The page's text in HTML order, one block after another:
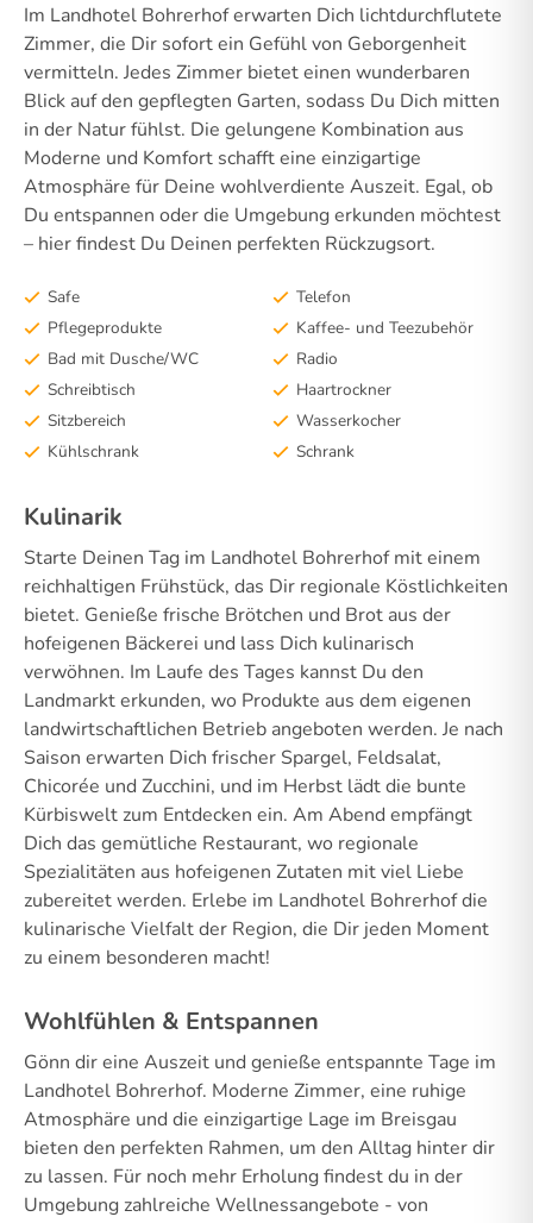
Im Landhotel Bohrerhof erwarten Dich lichtdurchflutete
Zimmer, die Dir sofort ein Gefühl von Geborgenheit
vermitteln. Jedes Zimmer bietet einen wunderbaren
Blick auf den gepflegten Garten, sodass Du Dich mitten
in der Natur fühlst. Die gelungene Kombination aus
Moderne und Komfort schafft eine einzigartige
Atmosphäre für Deine wohlverdiente Auszeit. Egal, ob
Du entspannen oder die Umgebung erkunden möchtest
– hier findest Du Deinen perfekten Rückzugsort.
Safe
Pflegeprodukte
Bad mit Dusche/WC
Schreibtisch
Sitzbereich
Kühlschrank
Telefon
Kaffee- und Teezubehör
Radio
Haartrockner
Wasserkocher
Schrank
Kulinarik
Starte Deinen Tag im Landhotel Bohrerhof mit einem
reichhaltigen Frühstück, das Dir regionale Köstlichkeiten
bietet. Genieße frische Brötchen und Brot aus der
hofeigenen Bäckerei und lass Dich kulinarisch
verwöhnen. Im Laufe des Tages kannst Du den
Landmarkt erkunden, wo Produkte aus dem eigenen
landwirtschaftlichen Betrieb angeboten werden. Je nach
Saison erwarten Dich frischer Spargel, Feldsalat,
Chicorée und Zucchini, und im Herbst lädt die bunte
Kürbiswelt zum Entdecken ein. Am Abend empfängt
Dich das gemütliche Restaurant, wo regionale
Spezialitäten aus hofeigenen Zutaten mit viel Liebe
zubereitet werden. Erlebe im Landhotel Bohrerhof die
kulinarische Vielfalt der Region, die Dir jeden Moment
zu einem besonderen macht!
Wohlfühlen & Entspannen
Gönn dir eine Auszeit und genieße entspannte Tage im
Landhotel Bohrerhof. Moderne Zimmer, eine ruhige
Atmosphäre und die einzigartige Lage im Breisgau
bieten den perfekten Rahmen, um den Alltag hinter dir
zu lassen. Für noch mehr Erholung findest du in der
Umgebung zahlreiche Wellnessangebote - von